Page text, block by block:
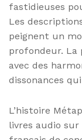
fastidieuses
Les
peignent un
profondeur. La
avec des
dissonances
L’histoire
livres audio